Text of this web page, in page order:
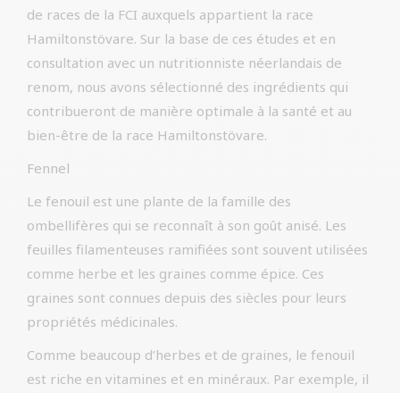
de races de la FCI auxquels appartient la race
Hamiltonstövare. Sur la base de ces études et en
consultation avec un nutritionniste néerlandais de
renom, nous avons sélectionné des ingrédients qui
contribueront de manière optimale à la santé et au
bien-être de la race Hamiltonstövare.
Fennel
Le fenouil est une plante de la famille des
ombellifères qui se reconnaît à son goût anisé. Les
feuilles filamenteuses ramifiées sont souvent utilisées
comme herbe et les graines comme épice. Ces
graines sont connues depuis des siècles pour leurs
propriétés médicinales.
Comme beaucoup d’herbes et de graines, le fenouil
est riche en vitamines et en minéraux. Par exemple, il